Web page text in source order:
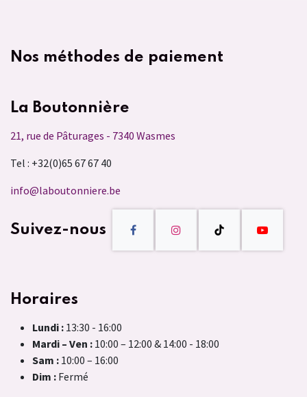
Nos méthodes de paiement
La Boutonnière
21, rue de Pâturages - 7340 Wasmes
Tel : +32(0)65 67 67 40
info@laboutonniere.be
Suivez-nous
Horaires
Lundi : 13:30 - 16:00
Mardi – Ven : 10:00 – 12:00 & 14:00 - 18:00
Sam : 10:00 – 16:00
Dim : Fermé